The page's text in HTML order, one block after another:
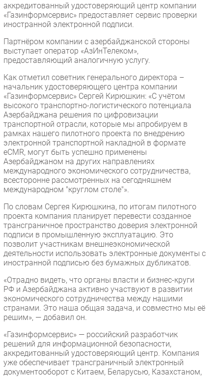
аккредитованный удостоверяющий центр компании
«Газинформсервис» предоставляет сервис проверки
иностранной электронной подписи.
Партнёром компании с азербайджанской стороны
выступает оператор «АзИнТелеком»,
предоставляющий аналогичную услугу.
Как отметил советник генерального директора –
начальник удостоверяющего центра компании
«Газинформсервис» Сергей Кирюшкин: «С учётом
высокого транспортно-логистического потенциала
Азербайджана решения по цифровизации
транспортной отрасли, которые мы апробируем в
рамках нашего пилотного проекта по внедрению
электронной транспортной накладной в формате
eCMR, могут быть успешно применены
Азербайджаном на других направлениях
международного экономического сотрудничества,
всесторонне рассмотренных на сегодняшнем
международном "круглом столе"».
По словам Сергея Кирюшкина, по итогам пилотного
проекта компания планирует перевести созданное
трансграничное пространство доверия электронной
подписи в промышленную эксплуатацию. Это
позволит участникам внешнеэкономической
деятельности использовать электронные документы с
иностранной подписью без бумажных дубликатов.
«Отрадно видеть, что органы власти и бизнес-круги
РФ и Азербайджана активно участвуют в развитии
экономического сотрудничества между нашими
странами. Это наша общая задача, и совместно мы её
решим», — добавил он.
«Газинформсервис» — российский разработчик
решений для информационной безопасности,
аккредитованный удостоверяющий центр. Компания
уже обеспечивает трансграничный электронный
документооборот с Китаем, Беларусью, Казахстаном,